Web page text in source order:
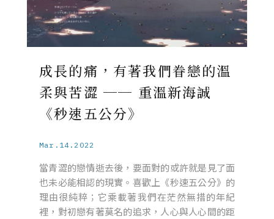
成長的痛，有著我們眷戀的溫
柔與苦澀 ── 重溫新海誠
《秒速五公分》
Mar.14.2022
當青澀的戀情逝去後，要面對的或許就是見了面
也未必能相認的現實。喜歡上《秒速五公分》的
理由很純粹；它乘載著我們在茫然無措的年紀
裡，對初戀有著莫名的追求，人心與人心間的距